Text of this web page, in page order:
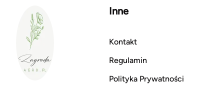
Inne
Kontakt
Regulamin
Polityka Prywatności